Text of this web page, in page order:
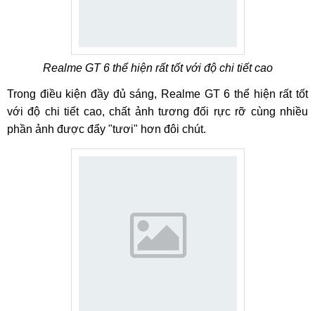
Realme GT 6 thể hiện rất tốt với độ chi tiết cao
Trong điều kiện đầy đủ sáng, Realme GT 6 thể hiện rất tốt
với độ chi tiết cao, chất ảnh tương đối rực rỡ cùng nhiều
phần ảnh được đẩy "tươi" hơn đôi chút.